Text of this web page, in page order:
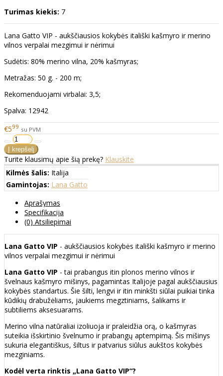
Turimas kiekis: 7
Lana Gatto VIP - aukščiausios kokybės itališki kašmyro ir merino
vilnos verpalai mezgimui ir nėrimui
Sudėtis: 80% merino vilna, 20% kašmyras;
Metražas: 50 g. - 200 m;
Rekomenduojami virbalai: 3,5;
Spalva: 12942
€599 su PVM
Turite klausimų apie šią prekę? Klauskite
Kilmės šalis: Italija
Gamintojas: Lana Gatto
Aprašymas
Specifikacija
(0) Atsiliepimai
Lana Gatto VIP - aukščiausios kokybės itališki kašmyro ir merino
vilnos verpalai mezgimui ir nėrimui
Lana Gatto VIP - tai prabangus itin plonos merino vilnos ir
švelnaus kašmyro mišinys, pagamintas Italijoje pagal aukščiausius
kokybės standartus. Šie šilti, lengvi ir itin minkšti siūlai puikiai tinka
kūdikių drabužėliams, jaukiems megztiniams, šalikams ir
subtiliems aksesuarams.
Merino vilna natūraliai izoliuoja ir praleidžia orą, o kašmyras
suteikia išskirtinio švelnumo ir prabangų aptempimą. Šis mišinys
sukuria elegantiškus, šiltus ir patvarius siūlus aukštos kokybės
mezginiams.
Kodėl verta rinktis „Lana Gatto VIP“?